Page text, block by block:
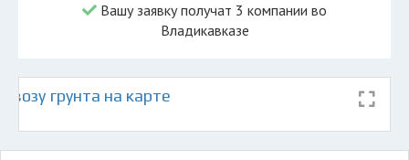
Вашу заявку получат 3 компании во
Владикавказе
грунта на карте